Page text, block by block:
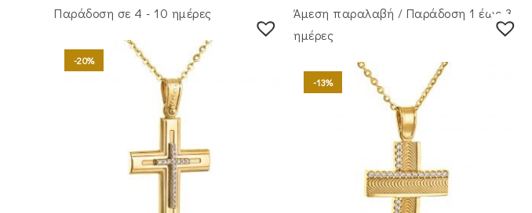
Παράδοση σε 4 - 10 ημέρες
-20%
Άμεση παραλαβή / Παράδoση 1 έως 3
ημέρες
-13%